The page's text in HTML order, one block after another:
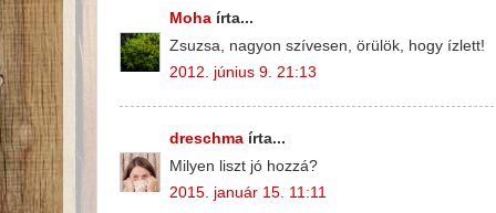
Moha írta...
Zsuzsa, nagyon szívesen, örülök, hogy ízlett!
2012. június 9. 21:13
dreschma írta...
Milyen liszt jó hozzá?
2015. január 15. 11:11